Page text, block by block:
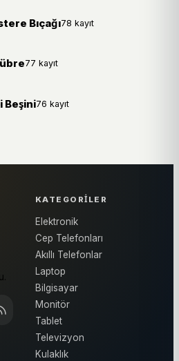
Bıçağı78 kayıt
77 kayıt
Beşini76 kayıt
KATEGORILER
Elektronik
Cep Telefonları
Akıllı Telefonlar
Laptop
Bilgisayar
Monitör
Tablet
Televizyon
Kulaklık